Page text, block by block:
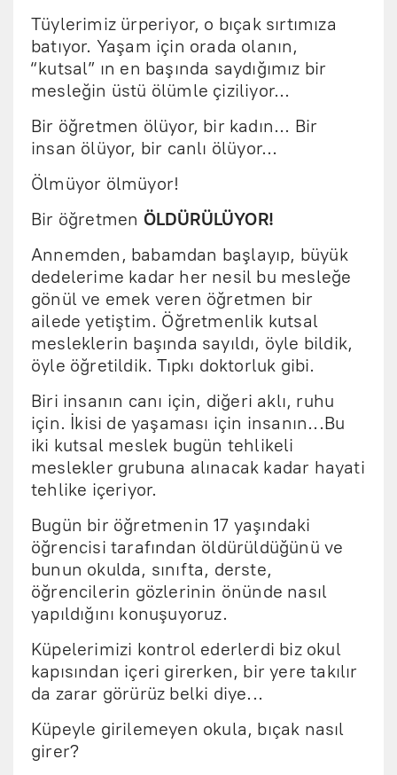
Tüylerimiz ürperiyor, o bıçak sırtımıza
batıyor. Yaşam için orada olanın,
“kutsal” ın en başında saydığımız bir
mesleğin üstü ölümle çiziliyor...
Bir öğretmen ölüyor, bir kadın... Bir
insan ölüyor, bir canlı ölüyor...
Ölmüyor ölmüyor!
Bir öğretmen ÖLDÜRÜLÜYOR!
Annemden, babamdan başlayıp, büyük
dedelerime kadar her nesil bu mesleğe
gönül ve emek veren öğretmen bir
ailede yetiştim. Öğretmenlik kutsal
mesleklerin başında sayıldı, öyle bildik,
öyle öğretildik. Tıpkı doktorluk gibi.
Biri insanın canı için, diğeri aklı, ruhu
için. İkisi de yaşaması için insanın...Bu
iki kutsal meslek bugün tehlikeli
meslekler grubuna alınacak kadar hayati
tehlike içeriyor.
Bugün bir öğretmenin 17 yaşındaki
öğrencisi tarafından öldürüldüğünü ve
bunun okulda, sınıfta, derste,
öğrencilerin gözlerinin önünde nasıl
yapıldığını konuşuyoruz.
Küpelerimizi kontrol ederlerdi biz okul
kapısından içeri girerken, bir yere takılır
da zarar görürüz belki diye...
Küpeyle girilemeyen okula, bıçak nasıl
girer?